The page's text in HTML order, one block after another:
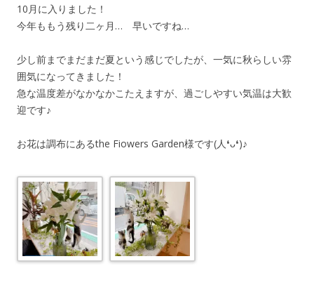
10月に入りました！
今年ももう残り二ヶ月… 早いですね…
少し前までまだまだ夏という感じでしたが、一気に秋らしい雰
囲気になってきました！
急な温度差がなかなかこたえますが、過ごしやすい気温は大歓
迎です♪
お花は調布にあるthe Fiowers Garden様です(人❛ᴗ❛)♪